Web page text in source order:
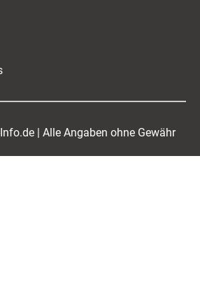
| Alle Angaben ohne Gewähr